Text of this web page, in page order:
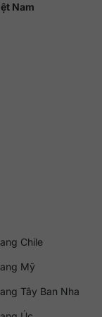
Nam
Chile
Mỹ
Tây Ban Nha